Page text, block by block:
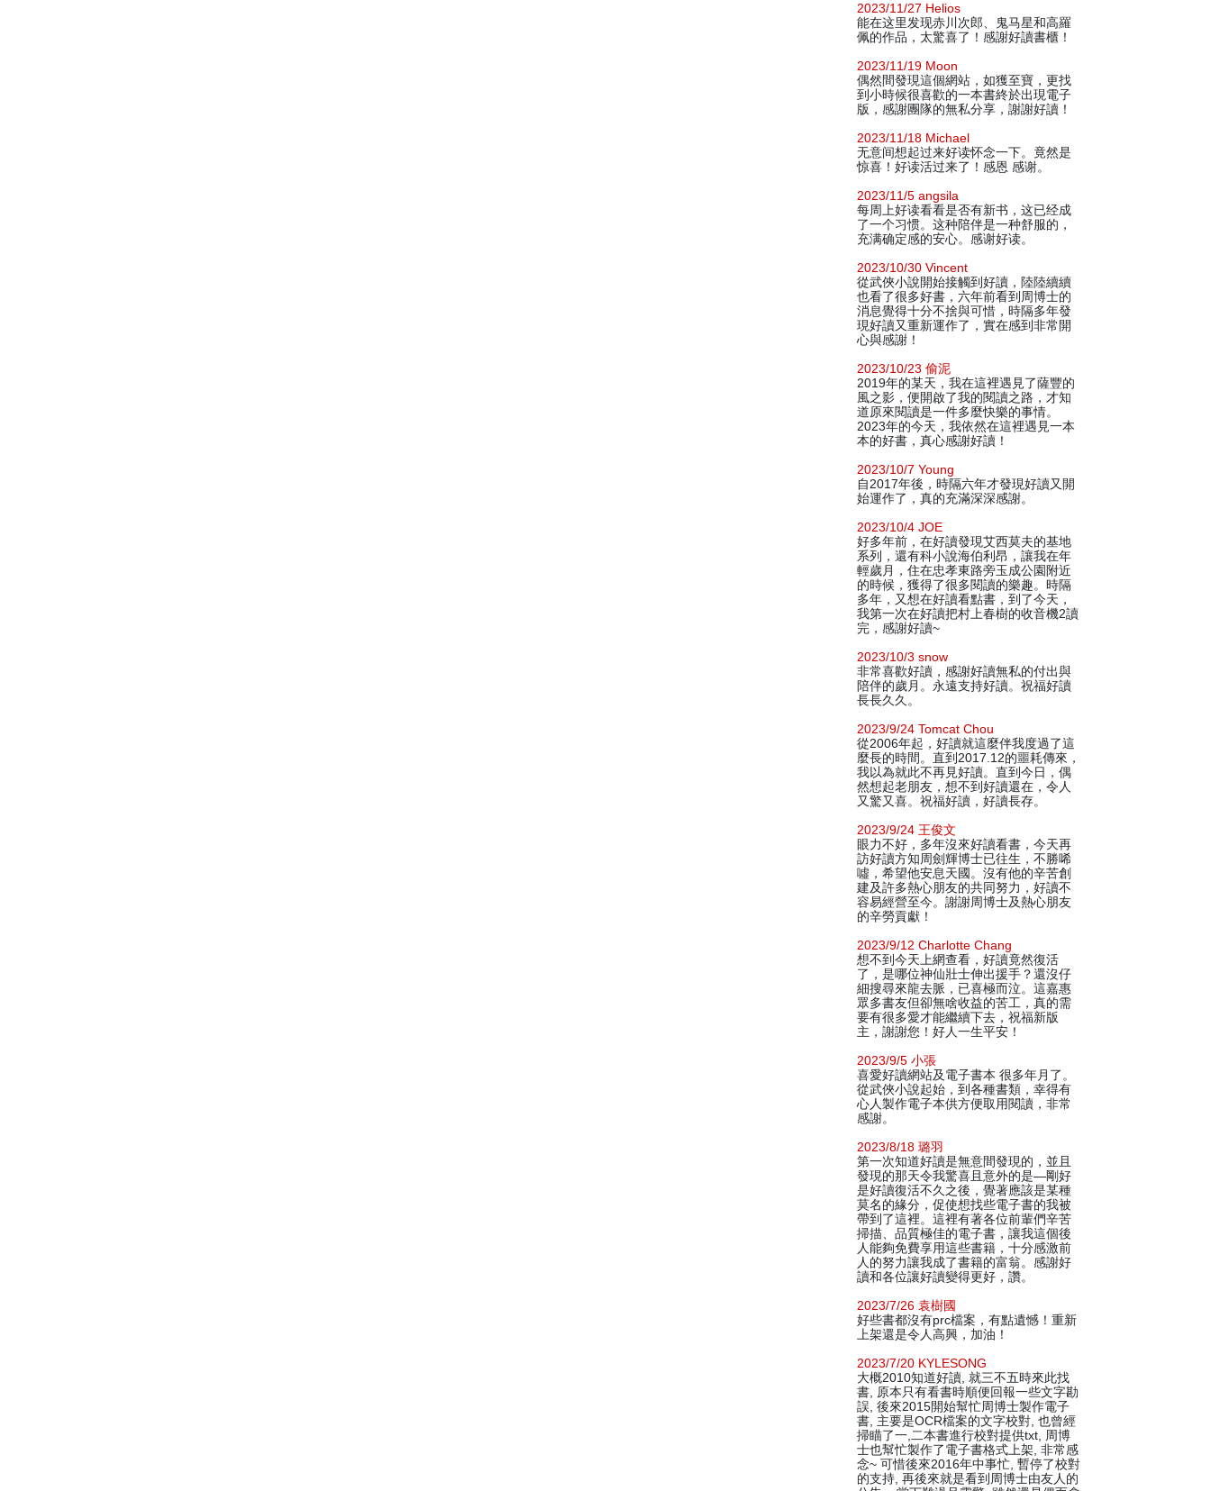
2023/11/27 Helios
能在这里发现赤川次郎、鬼马星和高羅
佩的作品，太驚喜了！感謝好讀書櫃！
2023/11/19 Moon
偶然間發現這個網站，如獲至寶，更找
到小時候很喜歡的一本書終於出現電子
版，感謝團隊的無私分享，謝謝好讀！
2023/11/18 Michael
无意间想起过来好读怀念一下。竟然是
惊喜！好读活过来了！感恩 感谢。
2023/11/5 angsila
每周上好读看看是否有新书，这已经成
了一个习惯。这种陪伴是一种舒服的，
充满确定感的安心。感谢好读。
2023/10/30 Vincent
從武俠小說開始接觸到好讀，陸陸續續
也看了很多好書，六年前看到周博士的
消息覺得十分不捨與可惜，時隔多年發
現好讀又重新運作了，實在感到非常開
心與感謝！
2023/10/23 偷泥
2019年的某天，我在這裡遇見了薩豐的
風之影，便開啟了我的閱讀之路，才知
道原來閱讀是一件多麼快樂的事情。
2023年的今天，我依然在這裡遇見一本
本的好書，真心感謝好讀！
2023/10/7 Young
自2017年後，時隔六年才發現好讀又開
始運作了，真的充滿深深感謝。
2023/10/4 JOE
好多年前，在好讀發現艾西莫夫的基地
系列，還有科小說海伯利昂，讓我在年
輕歲月，住在忠孝東路旁玉成公園附近
的時候，獲得了很多閱讀的樂趣。時隔
多年，又想在好讀看點書，到了今天，
我第一次在好讀把村上春樹的收音機2讀
完，感謝好讀~
2023/10/3 snow
非常喜歡好讀，感謝好讀無私的付出與
陪伴的歲月。永遠支持好讀。祝福好讀
長長久久。
2023/9/24 Tomcat Chou
從2006年起，好讀就這麼伴我度過了這
麼長的時間。直到2017.12的噩耗傳來，
我以為就此不再見好讀。直到今日，偶
然想起老朋友，想不到好讀還在，令人
又驚又喜。祝福好讀，好讀長存。
2023/9/24 王俊文
眼力不好，多年沒來好讀看書，今天再
訪好讀方知周劍輝博士已往生，不勝唏
噓，希望他安息天國。沒有他的辛苦創
建及許多熱心朋友的共同努力，好讀不
容易經營至今。謝謝周博士及熱心朋友
的辛勞貢獻！
2023/9/12 Charlotte Chang
想不到今天上網查看，好讀竟然復活
了，是哪位神仙壯士伸出援手？還沒仔
細搜尋來龍去脈，已喜極而泣。這嘉惠
眾多書友但卻無啥收益的苦工，真的需
要有很多愛才能繼續下去，祝福新版
主，謝謝您！好人一生平安！
2023/9/5 小張
喜愛好讀網站及電子書本 很多年月了。
從武俠小說起始，到各種書類，幸得有
心人製作電子本供方便取用閱讀，非常
感謝。
2023/8/18 璐羽
第一次知道好讀是無意間發現的，並且
發現的那天令我驚喜且意外的是—剛好
是好讀復活不久之後，覺著應該是某種
莫名的緣分，促使想找些電子書的我被
帶到了這裡。這裡有著各位前輩們辛苦
掃描、品質極佳的電子書，讓我這個後
人能夠免費享用這些書籍，十分感激前
人的努力讓我成了書籍的富翁。感謝好
讀和各位讓好讀變得更好，讚。
2023/7/26 袁樹國
好些書都沒有prc檔案，有點遺憾！重新
上架還是令人高興，加油！
2023/7/20 KYLESONG
大概2010知道好讀, 就三不五時來此找
書, 原本只有看書時順便回報一些文字勘
誤, 後來2015開始幫忙周博士製作電子
書, 主要是OCR檔案的文字校對, 也曾經
掃瞄了一,二本書進行校對提供txt, 周博
士也幫忙製作了電子書格式上架, 非常感
念~ 可惜後來2016年中事忙, 暫停了校對
的支持, 再後來就是看到周博士由友人的